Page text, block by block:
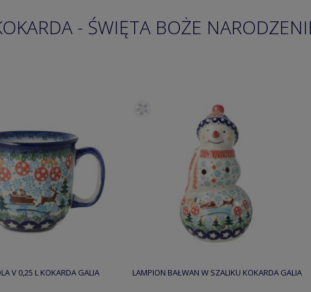
- ŚWIĘTA BOŻE
V 0,25 L KOKARDA GALIA LAMPION BAŁWAN W SZALIKU KOKARDA GALIA